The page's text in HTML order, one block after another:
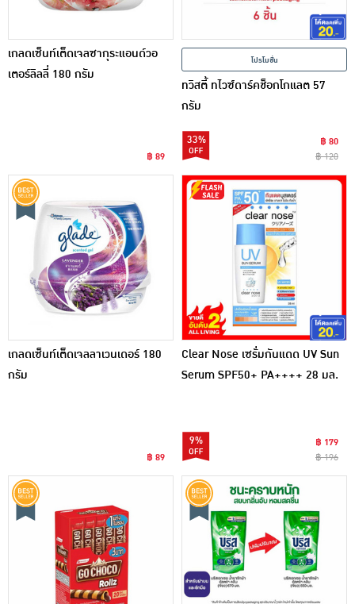
เกลดเซ็นท์เต็ดเจลซากุระแอนด์วอ
เตอร์ลิลลี่ 180 กรัม
฿ 89
โปรโมชั่น
ทวิสตี้ ทไวซ์ดาร์คช็อกโกแลต 57
กรัม
33%
฿ 80
฿ 120
เกลดเซ็นท์เต็ดเจลลาเวนเดอร์ 180
กรัม
฿ 89
Clear Nose เซรั่มกันแดด UV Sun
Serum SPF50+ PA++++ 28 มล.
9%
฿ 179
฿ 196